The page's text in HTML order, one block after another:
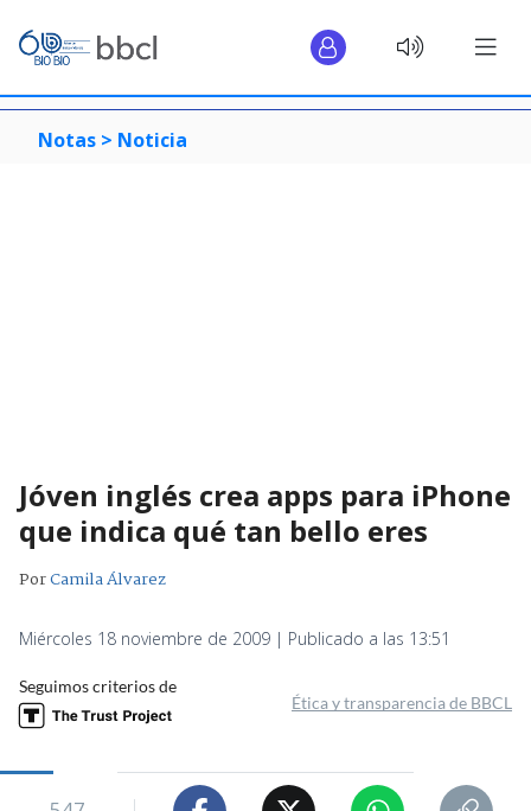
Notas > Noticia
Jóven inglés crea apps para iPhone
que indica qué tan bello eres
PorCamila Álvarez
Miércoles 18 noviembre de 2009 | Publicado a las 13:51
Seguimos criterios de
Ética y transparencia de BBCL